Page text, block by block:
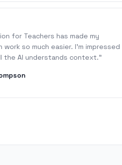
for Teachers has made my
work so much easier. I'm impressed
the AI understands context."